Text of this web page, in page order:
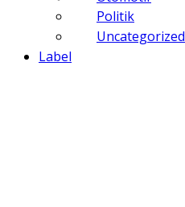
Politik
Uncategorized
Label